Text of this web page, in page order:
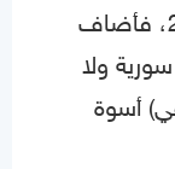
باب المسابقة لهذا القسم عام 2001، فأضاف
ولا
أسوة